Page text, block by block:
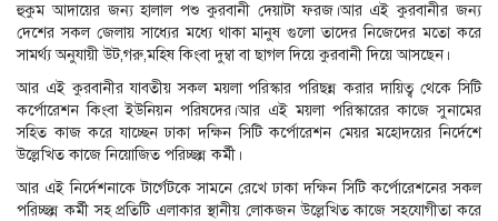
হুকুম আদায়ের জন্য হালাল পশু কুরবানী দেয়াটা ফরজ।আর এই কুরবানীর জন্য
দেশের সকল জেলায় সাধ্যের মধ্যে থাকা মানুষ গুলো তাদের নিজেদের মতো করে
সামর্থ্য অনুযায়ী উট,গরু,মহিষ কিংবা দুম্বা বা ছাগল দিয়ে কুরবানী দিয়ে আসছেন।
আর এই কুরবানীর যাবতীয় সকল ময়লা পরিস্কার পরিছন্ন করার দায়িত্ব থেকে সিটি
কর্পোরেশন কিংবা ইউনিয়ন পরিষদের।আর এই ময়লা পরিস্কারের কাজে সুনামের
সহিত কাজ করে যাচ্ছেন ঢাকা দক্ষিন সিটি কর্পোরেশন মেয়র মহোদয়ের নির্দেশে
উল্লেখিত কাজে নিয়োজিত পরিচ্ছন্ন কর্মী।
আর এই নির্দেশনাকে টার্গেটকে সামনে রেখে ঢাকা দক্ষিন সিটি কর্পোরেশনের সকল
পরিচ্ছন্ন কর্মী সহ প্রতিটি এলাকার স্থানীয় লোকজন উল্লেখিত কাজে সহযোগীতা করে